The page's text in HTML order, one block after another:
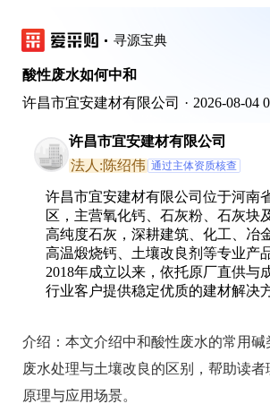
寻源宝典
酸性废水如何中和
许昌市宜安建材有限公司 · 2026-08-04
许昌市宜安建材有限公司
法人:陈绍伟 通过主体资质核查
许昌市宜安建材有限公司位于河南
区，主营氧化钙、石灰粉、石灰块
高纯度石灰，深耕建筑、化工、冶
高温煅烧钙、土壤改良剂等专业产
2018年成立以来，依托原厂直供与
行业客户提供稳定优质的建材解决
介绍： 本文介绍中和酸性废水的常用碱
废水处理与土壤改良的区别，帮助读
原理与应用场景。